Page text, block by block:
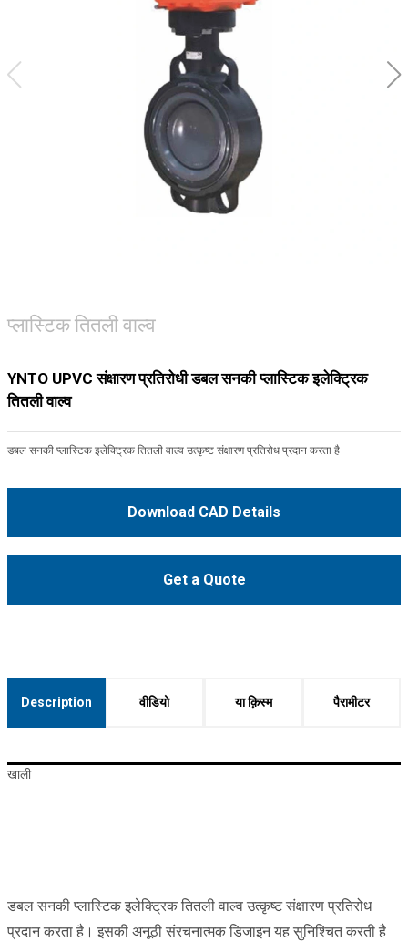
प्लास्टिक तितली वाल्व
YNTO UPVC संक्षारण प्रतिरोधी डबल सनकी प्लास्टिक इलेक्ट्रिक
तितली वाल्व
डबल सनकी प्लास्टिक इलेक्ट्रिक तितली वाल्व उत्कृष्ट संक्षारण प्रतिरोध प्रदान करता है
Download CAD Details
Get a Quote
Description वीडियो या क़िस्‍म पैरामीटर
खाली
डबल सनकी प्लास्टिक इलेक्ट्रिक तितली वाल्व उत्कृष्ट संक्षारण प्रतिरोध
प्रदान करता है। इसकी अनूठी संरचनात्मक डिजाइन यह सुनिश्चित करती है